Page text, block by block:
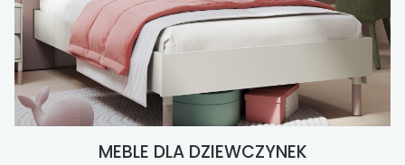
MEBLE DLA DZIEWCZYNEK